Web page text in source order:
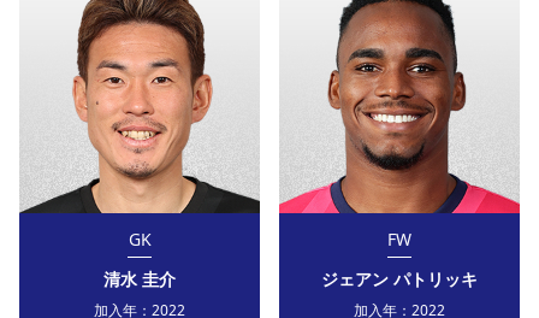
GK
清水 圭介
加入年： 2022
FW
ジェアン パトリッキ
加入年： 2022